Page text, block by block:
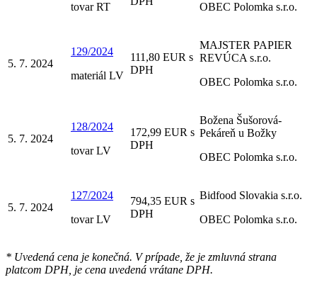
tovar RT
OBEC Polomka s.r.o.
5. 7. 2024
129/2024
materiál LV
111,80 EUR s
DPH
MAJSTER PAPIER
REVÚCA s.r.o.
OBEC Polomka s.r.o.
5. 7. 2024
128/2024
tovar LV
172,99 EUR s
DPH
Božena Šušorová-
Pekáreň u Božky
OBEC Polomka s.r.o.
5. 7. 2024
127/2024
tovar LV
794,35 EUR s
DPH
Bidfood Slovakia s.r.o.
OBEC Polomka s.r.o.
* Uvedená cena je konečná. V prípade, že je zmluvná strana
platcom DPH, je cena uvedená vrátane DPH.